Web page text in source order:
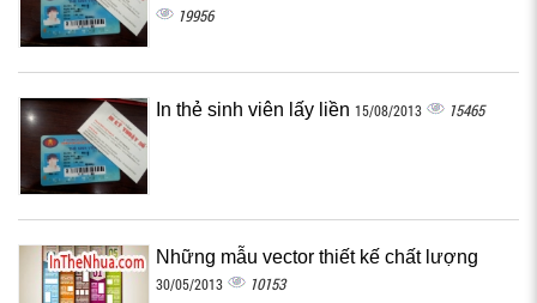
19956
In thẻ sinh viên lấy liền 15/08/2013 15465
Những mẫu vector thiết kế chất lượng
30/05/2013 10153